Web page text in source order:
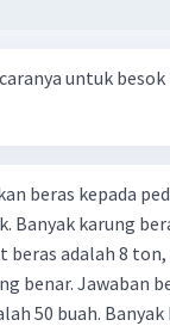
untuk besok
beras kepada
Banyak karung
adalah 8
benar. Jawaban
50 buah.